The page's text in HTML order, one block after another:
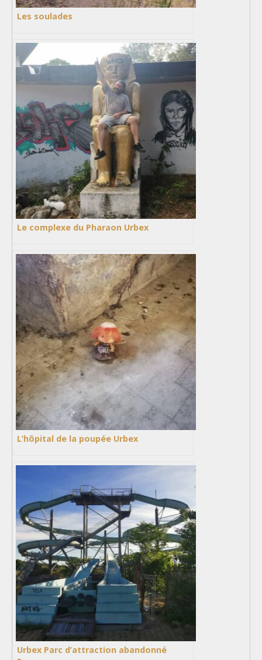
Les soulades
Le complexe du Pharaon Urbex
L’hôpital de la poupée Urbex
Urbex Parc d’attraction abandonné